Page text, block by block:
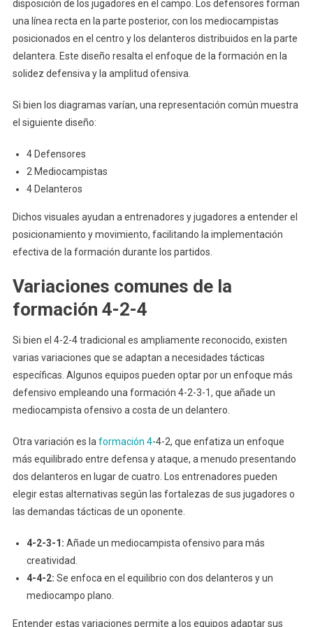
disposición de los jugadores en el campo. Los defensores forman
una línea recta en la parte posterior, con los mediocampistas
posicionados en el centro y los delanteros distribuidos en la parte
delantera. Este diseño resalta el enfoque de la formación en la
solidez defensiva y la amplitud ofensiva.
Si bien los diagramas varían, una representación común muestra
el siguiente diseño:
4 Defensores
2 Mediocampistas
4 Delanteros
Dichos visuales ayudan a entrenadores y jugadores a entender el
posicionamiento y movimiento, facilitando la implementación
efectiva de la formación durante los partidos.
Variaciones comunes de la
formación 4-2-4
Si bien el 4-2-4 tradicional es ampliamente reconocido, existen
varias variaciones que se adaptan a necesidades tácticas
específicas. Algunos equipos pueden optar por un enfoque más
defensivo empleando una formación 4-2-3-1, que añade un
mediocampista ofensivo a costa de un delantero.
Otra variación es laformación 4-4-2, que enfatiza un enfoque
más equilibrado entre defensa y ataque, a menudo presentando
dos delanteros en lugar de cuatro. Los entrenadores pueden
elegir estas alternativas según las fortalezas de sus jugadores o
las demandas tácticas de un oponente.
4-2-3-1: Añade un mediocampista ofensivo para más
creatividad.
4-4-2: Se enfoca en el equilibrio con dos delanteros y un
mediocampo plano.
Entender estas variaciones permite a los equipos adaptar sus